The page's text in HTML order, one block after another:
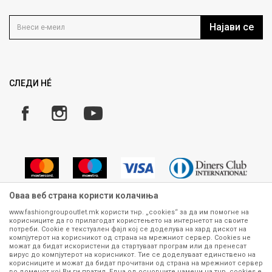
Кариера
Како да купите
Замена и рефундација на производи
Плаќање
Најави се
СЛЕДИ НÉ
Сите информации околу производите кои се изложени на нашата
онлајн продавница се стремиме да бидат конкретни, точни и прецизни,
меѓутоа не можеме да гарантираме дека се без ниту една грешка или
пак дека сите производи во моментот се достапни на залиха.
Фотографиите се најверодостојниот приказ на производот. Доколку
Оваа веб страна користи колачиња
www.fashiongroupoutlet.mk користи тнр. „cookies“ за да им помогне на
корисниците да го прилагодат користењето на интернетот на своите
потреби. Cookie е текстуален фајл кој се доделува на хард дискот на
компјутерот на корисникот од страна на мрежниот сервер. Cookies не
можат да бидат искористени да стартуваат програм или да пренесат
вирус до компјутерот на корисникот. Тие се доделуваат единствено на
корисниците и можат да бидат прочитани од страна на мрежниот сервер